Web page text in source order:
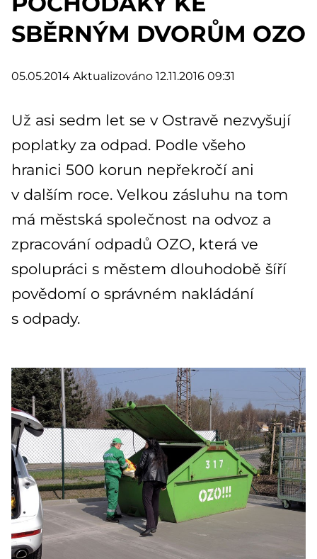
SBĚRNÝM DVORŮM OZO
05.05.2014 Aktualizováno 12.11.2016 09:31
Už asi sedm let se v Ostravě nezvyšují
poplatky za odpad. Podle všeho
hranici 500 korun nepřekročí ani
v dalším roce. Velkou zásluhu na tom
má městská společnost na odvoz a
zpracování odpadů OZO, která ve
spolupráci s městem dlouhodobě šíří
povědomí o správném nakládání
s odpady.